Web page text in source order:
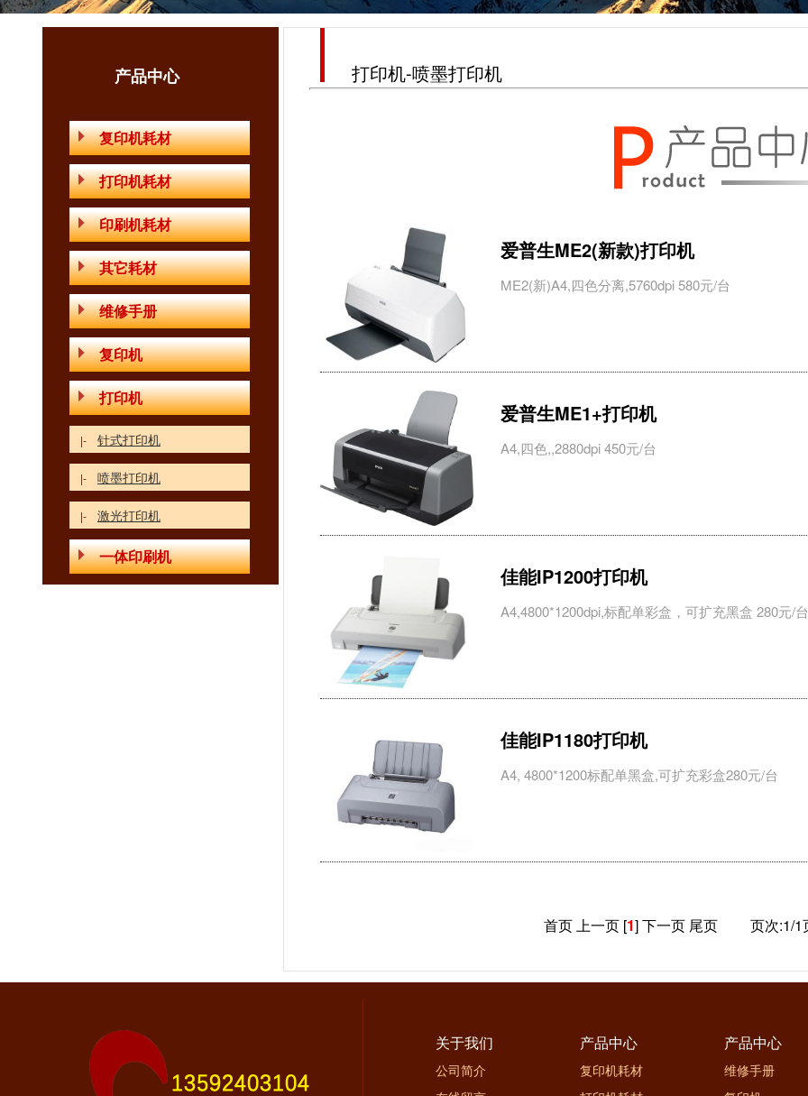
产品中心
复印机耗材
打印机耗材
印刷机耗材
其它耗材
维修手册
复印机
打印机
|- 针式打印机
|- 喷墨打印机
|- 激光打印机
一体印刷机
打印机-喷墨打印机
爱普生ME2(新款)打印机
ME2(新)A4,四色分离,5760dpi 580元/台
爱普生ME1+打印机
A4,四色,,2880dpi 450元/台
佳能IP1200打印机
A4,4800*1200dpi,标配单彩盒，可扩充黑盒 280元/台
佳能IP1180打印机
A4, 4800*1200标配单黑盒,可扩充彩盒280元/台
首页上一页 [1] 下一页 尾页页次:1/1页
关于我们
公司简介
产品中心
复印机耗材
产品中心
维修手册